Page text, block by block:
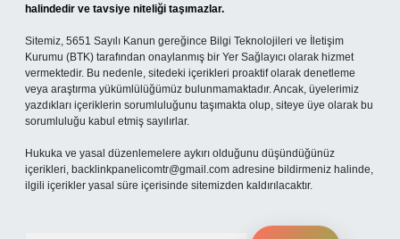
halindedir ve tavsiye niteliği taşımazlar.
Sitemiz, 5651 Sayılı Kanun gereğince Bilgi Teknolojileri ve İletişim
Kurumu (BTK) tarafından onaylanmış bir Yer Sağlayıcı olarak hizmet
vermektedir. Bu nedenle, sitedeki içerikleri proaktif olarak denetleme
veya araştırma yükümlülüğümüz bulunmamaktadır. Ancak, üyelerimiz
yazdıkları içeriklerin sorumluluğunu taşımakta olup, siteye üye olarak bu
sorumluluğu kabul etmiş sayılırlar.
Hukuka ve yasal düzenlemelere aykırı olduğunu düşündüğünüz
içerikleri, backlinkpanelicomtr@gmail.com adresine bildirmeniz halinde,
ilgili içerikler yasal süre içerisinde sitemizden kaldırılacaktır.